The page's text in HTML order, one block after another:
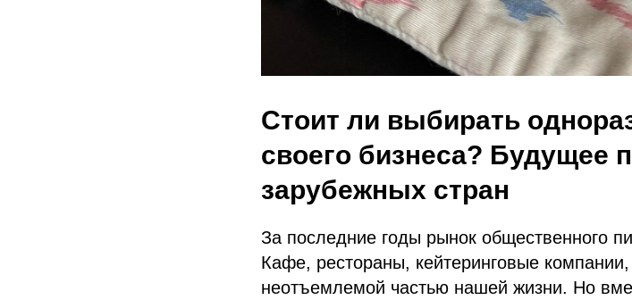
Стоит ли выбирать
своего бизнеса? Будущее
зарубежных стран
За последние годы рынок общественного
Кафе, рестораны, кейтеринговые
неотъемлемой частью нашей жизни. Но